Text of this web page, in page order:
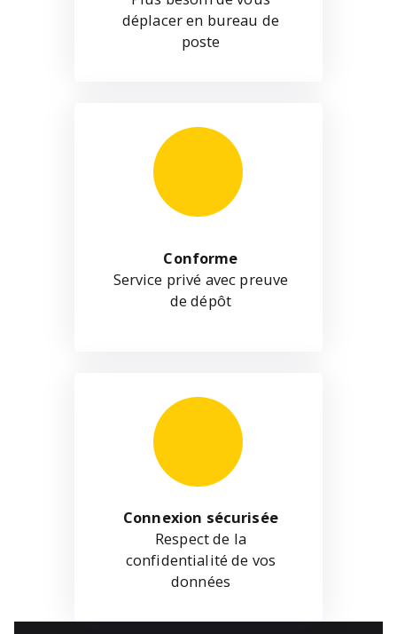
déplacer en bureau de
poste
Conforme
Service privé avec preuve
de dépôt
Connexion sécurisée
Respect de la
confidentialité de vos
données